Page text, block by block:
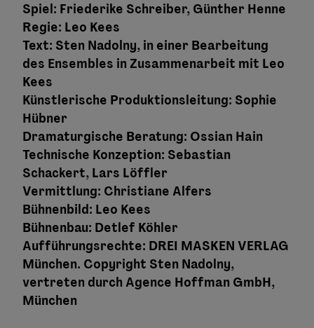
Spiel: Friederike Schreiber, Günther Henne
Regie: Leo Kees
Text: Sten Nadolny, in einer Bearbeitung
des Ensembles in Zusammenarbeit mit Leo
Kees
Künstlerische Produktionsleitung: Sophie
Hübner
Dramaturgische Beratung: Ossian Hain
Technische Konzeption: Sebastian
Schackert, Lars Löffler
Vermittlung: Christiane Alfers
Bühnenbild: Leo Kees
Bühnenbau: Detlef Köhler
Aufführungsrechte: DREI MASKEN VERLAG
München. Copyright Sten Nadolny,
vertreten durch Agence Hoffman GmbH,
München